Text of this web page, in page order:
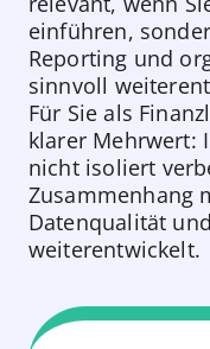
einführen,
Reporting und
sinnvoll
Für Sie als
klarer Mehrwert:
nicht isoliert
Zusammenhang
Datenqualität
weiterentwickelt.